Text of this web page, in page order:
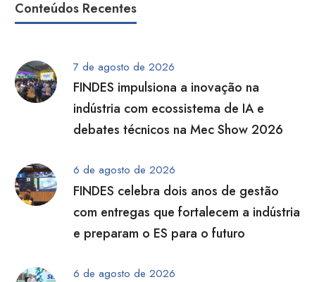
Conteúdos Recentes
7 de agosto de 2026
FINDES impulsiona a inovação na
indústria com ecossistema de IA e
debates técnicos na Mec Show 2026
6 de agosto de 2026
FINDES celebra dois anos de gestão
com entregas que fortalecem a indústria
e preparam o ES para o futuro
6 de agosto de 2026